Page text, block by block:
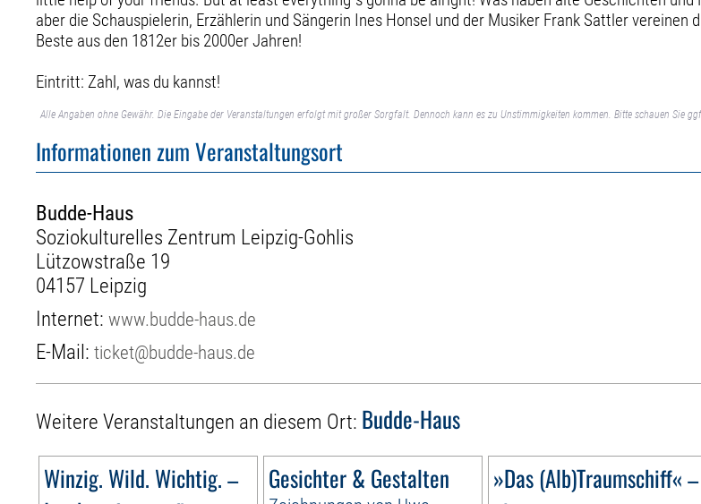
aber die Schauspielerin, Erzählerin und Sängerin Ines Honsel und der Musiker Frank Sattler vereinen
Beste aus den 1812er bis 2000er Jahren!
Eintritt: Zahl, was du kannst!
Alle Angaben ohne Gewähr. Die Eingabe der Veranstaltungen erfolgt mit großer Sorgfalt. Dennoch kann es zu Unstimmigkeiten kommen. Bitte schauen Sie
Informationen zum Veranstaltungsort
Budde-Haus
Soziokulturelles Zentrum Leipzig-Gohlis
Lützowstraße 19
04157 Leipzig
Internet:www.budde-haus.de
E-Mail:ticket@budde-haus.de
Weitere Veranstaltungen an diesem Ort: Budde-Haus
Winzig. Wild. Wichtig. –
Gesichter & Gestalten
»Das (Alb)Traumschiff« –